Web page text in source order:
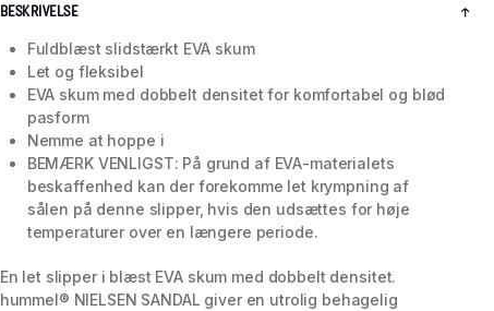
BESKRIVELSE
Fuldblæst slidstærkt EVA skum
Let og fleksibel
EVA skum med dobbelt densitet for komfortabel og blød
pasform
Nemme at hoppe i
BEMÆRK VENLIGST: På grund af EVA-materialets
beskaffenhed kan der forekomme let krympning af
sålen på denne slipper, hvis den udsættes for høje
temperaturer over en længere periode.
En let slipper i blæst EVA skum med dobbelt densitet.
hummel® NIELSEN SANDAL giver en utrolig behagelig